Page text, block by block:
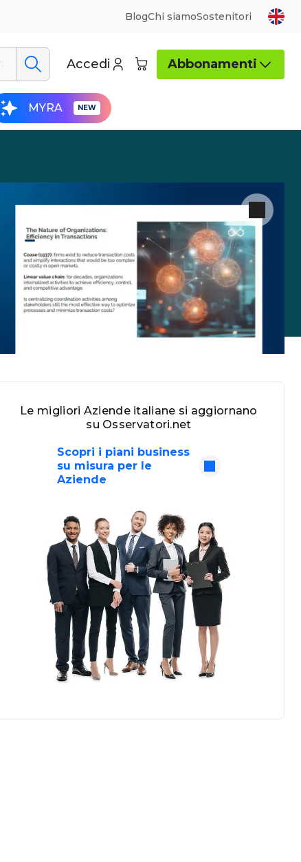
BlogChi siamoSostenitori
Accedi Abbonamenti
MYRA
Le migliori Aziende italiane si aggiornano
su Osservatori.net
Scopri i piani business
su misura per le
Aziende